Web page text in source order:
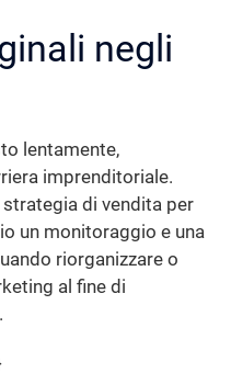
negli
lentamente,
imprenditoriale.
strategia di vendita per
un monitoraggio e una
riorganizzare o
al fine di